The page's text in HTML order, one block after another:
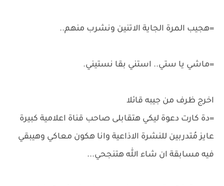
=هجيب المرة الجاية الاتنين ونشرب منهم..
=ماشي يا ستي.. استني بقا نستيني.
اخرج ظرف من جيبه قائلا
=دة كارت دعوة ليكي هتقابلى صاحب قناة اعلامية كبيرة
عايز مُتدربين للنشرة الاذاعية وانا هكون معاكي وهيبقي
فيه مسابقة ان شاء الله هتنجحي...